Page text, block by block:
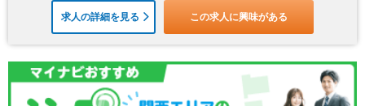
求人の詳細を見る この求人に興味がある